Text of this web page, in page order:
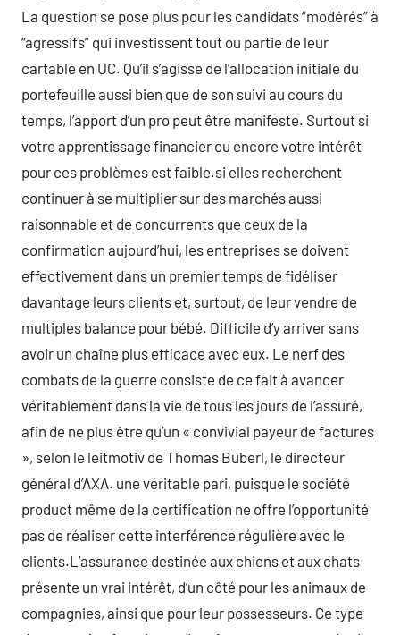
La question se pose plus pour les candidats “modérés” à
“agressifs” qui investissent tout ou partie de leur
cartable en UC. Qu’il s’agisse de l’allocation initiale du
portefeuille aussi bien que de son suivi au cours du
temps, l’apport d’un pro peut être manifeste. Surtout si
votre apprentissage financier ou encore votre intérêt
pour ces problèmes est faible.si elles recherchent
continuer à se multiplier sur des marchés aussi
raisonnable et de concurrents que ceux de la
confirmation aujourd’hui, les entreprises se doivent
effectivement dans un premier temps de fidéliser
davantage leurs clients et, surtout, de leur vendre de
multiples balance pour bébé. Difficile d’y arriver sans
avoir un chaîne plus efficace avec eux. Le nerf des
combats de la guerre consiste de ce fait à avancer
véritablement dans la vie de tous les jours de l’assuré,
afin de ne plus être qu’un « convivial payeur de factures
», selon le leitmotiv de Thomas Buberl, le directeur
général d’AXA. une véritable pari, puisque le société
product même de la certification ne offre l’opportunité
pas de réaliser cette interférence régulière avec le
clients.L’assurance destinée aux chiens et aux chats
présente un vrai intérêt, d’un côté pour les animaux de
compagnies, ainsi que pour leur possesseurs. Ce type